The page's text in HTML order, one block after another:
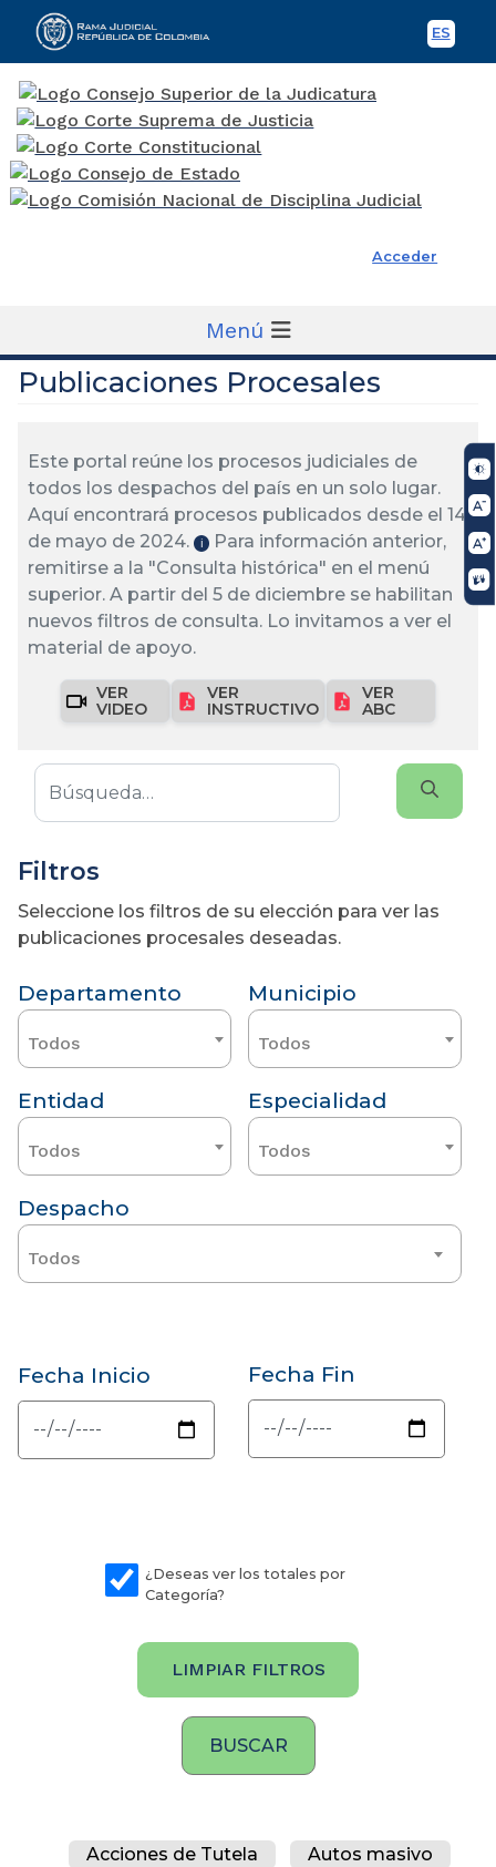
ES
Rama Judicial
Acceder
Menú
Publicaciones Procesales
Este portal reúne los procesos judiciales de
todos los despachos del país en un solo lugar.
Aquí encontrará procesos publicados desde el 14
de mayo de 2024.
ℹ️
Para información anterior,
remitirse a la "Consulta histórica" en el menú
superior. A partir del 5 de diciembre se habilitan
nuevos filtros de consulta. Lo invitamos a ver el
material de apoyo.
VER
VIDEO
VER
INSTRUCTIVO
VER
ABC
Filtros
Seleccione los filtros de su elección para ver las
publicaciones procesales deseadas.
Departamento
Todos
Municipio
Todos
Entidad
Todos
Especialidad
Todos
Despacho
Todos
Fecha Inicio Fecha Fin
¿Deseas ver los totales por
Categoría?
LIMPIAR FILTROS
Acciones de Tutela
Autos masivo